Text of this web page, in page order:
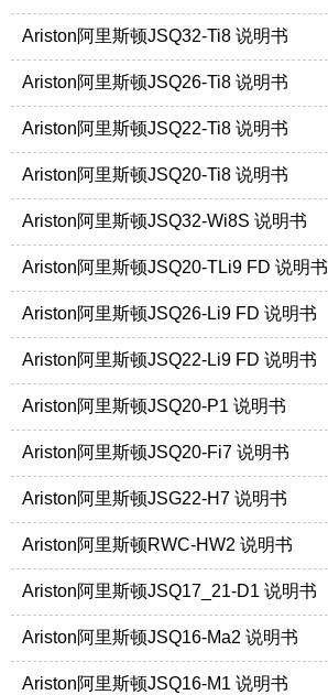
Ariston阿里斯顿JSQ32-Ti8 说明书
Ariston阿里斯顿JSQ26-Ti8 说明书
Ariston阿里斯顿JSQ22-Ti8 说明书
Ariston阿里斯顿JSQ20-Ti8 说明书
Ariston阿里斯顿JSQ32-Wi8S 说明书
Ariston阿里斯顿JSQ20-TLi9 FD 说明书
Ariston阿里斯顿JSQ26-Li9 FD 说明书
Ariston阿里斯顿JSQ22-Li9 FD 说明书
Ariston阿里斯顿JSQ20-P1 说明书
Ariston阿里斯顿JSQ20-Fi7 说明书
Ariston阿里斯顿JSG22-H7 说明书
Ariston阿里斯顿RWC-HW2 说明书
Ariston阿里斯顿JSQ17_21-D1 说明书
Ariston阿里斯顿JSQ16-Ma2 说明书
Ariston阿里斯顿JSQ16-M1 说明书